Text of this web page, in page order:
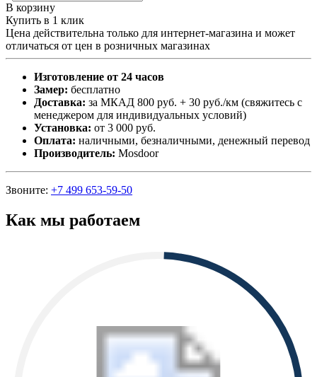
В корзину
Купить в 1 клик
Цена действительна только для интернет-магазина и может
отличаться от цен в розничных магазинах
Изготовление от 24 часов
Замер: бесплатно
Доставка: за МКАД 800 руб. + 30 руб./км (свяжитесь с
менеджером для индивидуальных условий)
Установка: от 3 000 руб.
Оплата: наличными, безналичными, денежный перевод
Производитель: Mosdoor
Звоните: +7 499 653-59-50
Как мы работаем